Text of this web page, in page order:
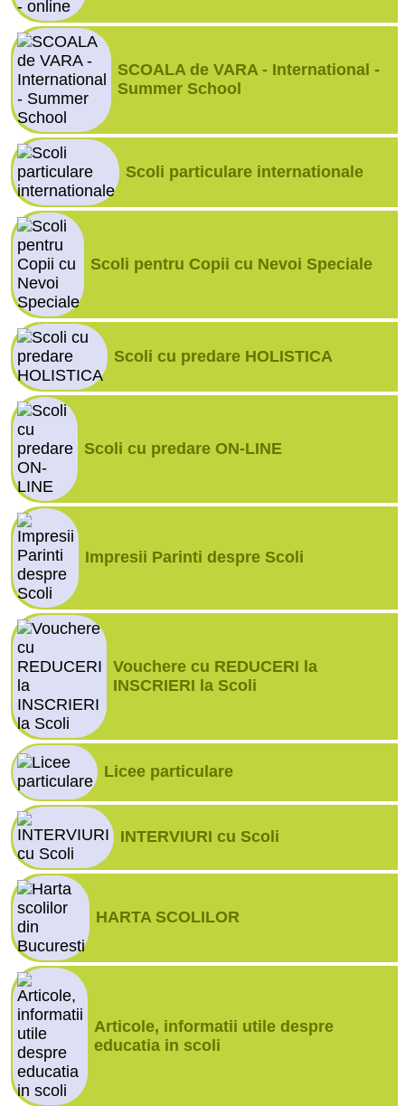
SCOALA de VARA - International -
Summer School
Scoli particulare internationale
Scoli pentru Copii cu Nevoi Speciale
Scoli cu predare HOLISTICA
Scoli cu predare ON-LINE
Impresii Parinti despre Scoli
Vouchere cu REDUCERI la
INSCRIERI la Scoli
Licee particulare
INTERVIURI cu Scoli
HARTA SCOLILOR
Articole, informatii utile despre
educatia in scoli